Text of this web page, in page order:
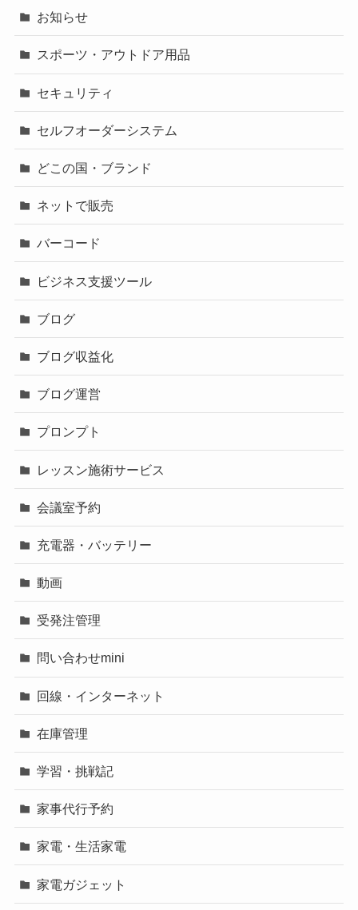
お知らせ
スポーツ・アウトドア用品
セキュリティ
セルフオーダーシステム
どこの国・ブランド
ネットで販売
バーコード
ビジネス支援ツール
ブログ
ブログ収益化
ブログ運営
プロンプト
レッスン施術サービス
会議室予約
充電器・バッテリー
動画
受発注管理
問い合わせmini
回線・インターネット
在庫管理
学習・挑戦記
家事代行予約
家電・生活家電
家電ガジェット